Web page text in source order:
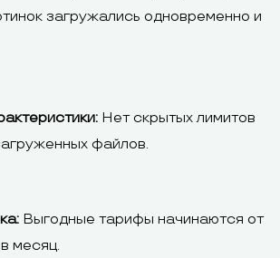
загружались одновременно и
Нет скрытых лимитов
файлов.
Выгодные тарифы начинаются от
месяц.